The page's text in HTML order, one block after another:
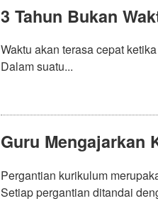
3 Tahun Bukan
Waktu akan terasa cepat
Dalam suatu...
Guru Mengajarkan
Pergantian kurikulum
Setiap pergantian ditandai